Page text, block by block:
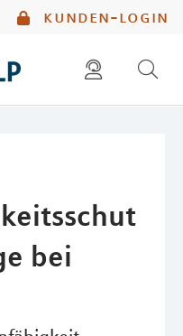
kunden-login
bei